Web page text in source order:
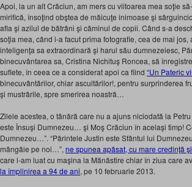
Apoi, la un alt Crăciun, am mers cu viitoarea mea soţie
mirifică, însoţind obştea de măicuţe inimoase şi
afla şi azilul de bătrâni şi căminul de copii. Când s-a
soţia mea, când i-a facut prima fotografie, cea de mai
inteligenţa sa extraordinară şi harul său dumnezeiesc,
binecuvântarea sa, Cristina Nichituş Roncea, să
suflete, în ceea ce a considerat apoi ca fiind “Un Pateric
binecuvântărilor, chiar ascultărilor!, pentru surprinderea
şi mustrările, spre smerirea noastră…
Zilele acestea, o tânără care nu a ajuns niciodată la
este Însuşi Dumnezeu… şi Moş Crăciun în acelaşi timp!
Dumnezeu…”. “Părintele Justin este Sfântul lui
mângâie pe noi…”, ne spunea apăsat, cu mare credinţă
care l-am luat cu maşina la Mănăstire chiar în ziua care
la împlinirea a 94 de ani, pe 10 februarie 2013.